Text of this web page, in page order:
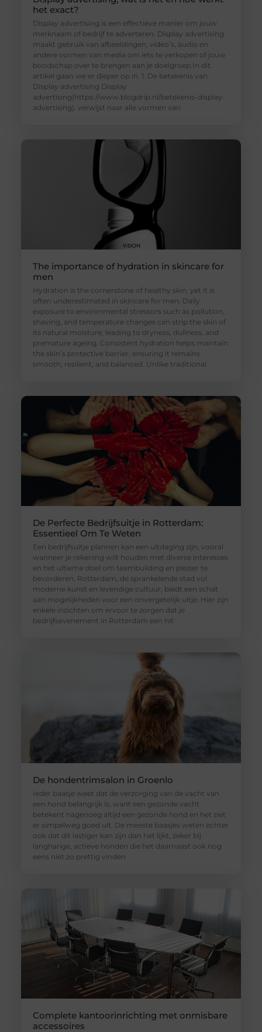
het exact?
Display advertising is een effectieve manier om jouw
merknaam of bedrijf te adverteren. Display advertising
maakt gebruik van afbeeldingen, video’s, audio en
andere vormen van media om iets te verkopen of jouw
boodschap over te brengen aan je doelgroep.In dit
artikel gaan we er dieper op in. 1. De betekenis van
Display advertising Display
advertising(https://www.blogdrip.nl/betekenis-display-
advertising). verwijst naar alle vormen van
The importance of hydration in skincare for
men
Hydration is the cornerstone of healthy skin, yet it is
often underestimated in skincare for men. Daily
exposure to environmental stressors such as pollution,
shaving, and temperature changes can strip the skin of
its natural moisture, leading to dryness, dullness, and
premature ageing. Consistent hydration helps maintain
the skin’s protective barrier, ensuring it remains
smooth, resilient, and balanced. Unlike traditional
De Perfecte Bedrijfsuitje in Rotterdam:
Essentieel Om Te Weten
Een bedrijfsuitje plannen kan een uitdaging zijn, vooral
wanneer je rekening wilt houden met diverse interesses
en het ultieme doel om teambuilding en plezier te
bevorderen. Rotterdam, de sprankelende stad vol
moderne kunst en levendige cultuur, biedt een schat
aan mogelijkheden voor een onvergetelijk uitje. Hier zijn
enkele inzichten om ervoor te zorgen dat je
bedrijfsevenement in Rotterdam een hit
De hondentrimsalon in Groenlo
Ieder baasje weet dat de verzorging van de vacht van
een hond belangrijk is, want een gezonde vacht
betekent nagenoeg altijd een gezonde hond en het ziet
er simpelweg goed uit. De meeste baasjes weten echter
ook dat dit lastiger kan zijn dan het lijkt, zeker bij
langharige, actieve honden die het daarnaast ook nog
eens niet zo prettig vinden
Complete kantoorinrichting met onmisbare
accessoires